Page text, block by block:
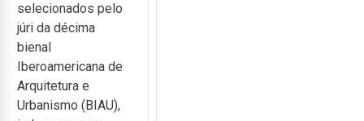
selecionados pelo
júri da décima
bienal
Iberoamericana de
Arquitetura e
Urbanismo (BIAU),